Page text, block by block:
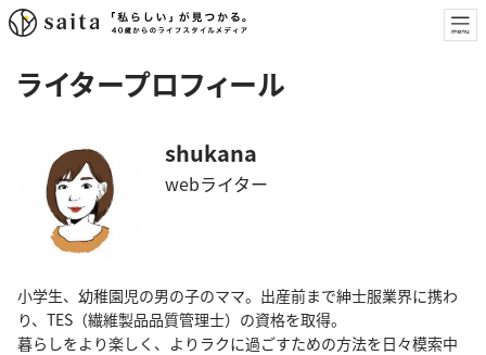
ライタープロフィール
shukana
webライター
小学生、幼稚園児の男の子のママ。出産前まで紳士服業界に携わ
り、TES（繊維製品品質管理士）の資格を取得。
暮らしをより楽しく、よりラクに過ごすための方法を日々模索中